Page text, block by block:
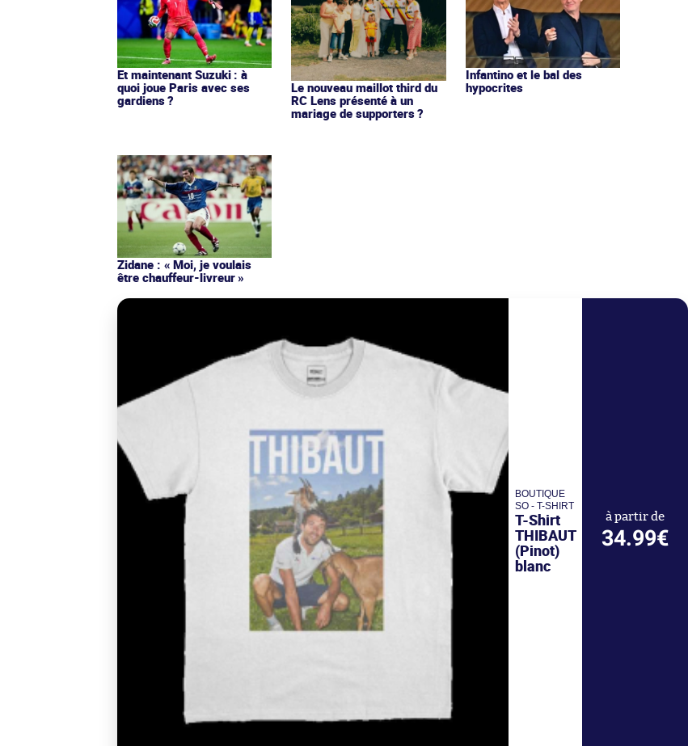
Et maintenant Suzuki : à
quoi joue Paris avec ses
gardiens ?
Le nouveau maillot third du
RC Lens présenté à un
mariage de supporters ?
Infantino et le bal des
hypocrites
Zidane : « Moi, je voulais
être chauffeur-livreur »
BOUTIQUE
SO - T-SHIRT
T-Shirt
THIBAUT
(Pinot)
blanc
à partir de
34.99€